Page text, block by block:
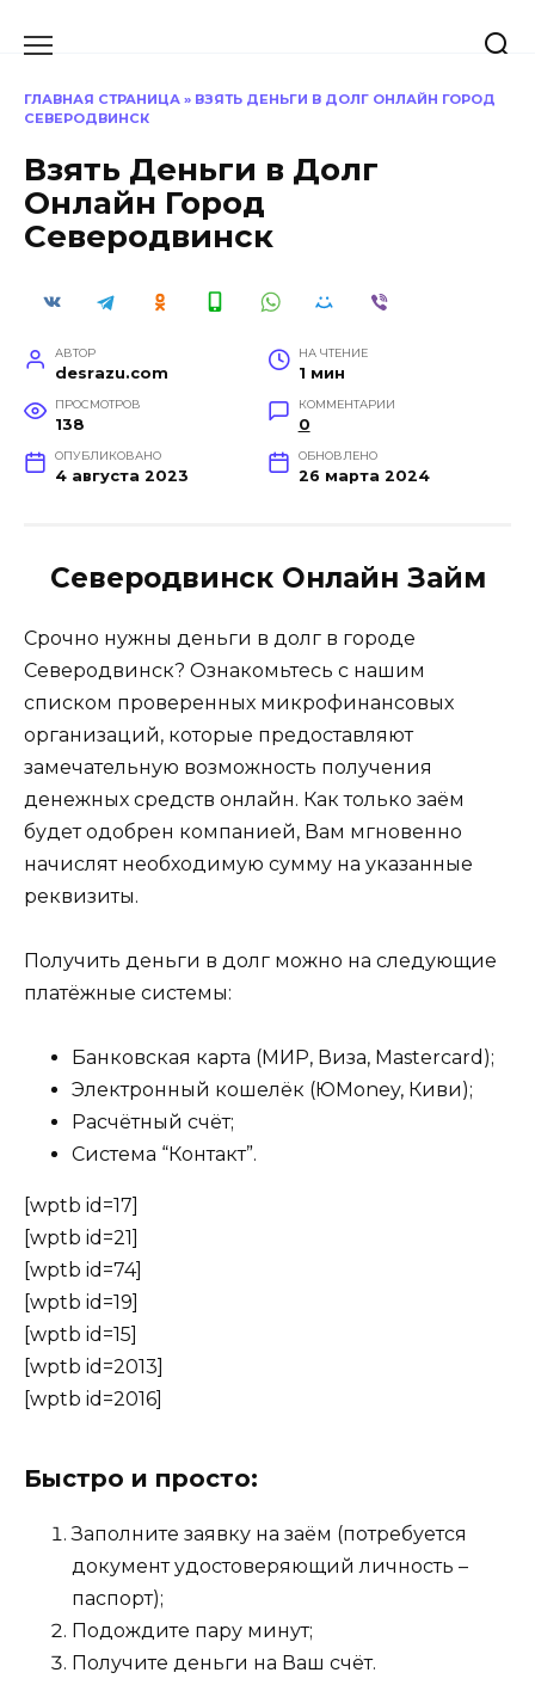
ГЛАВНАЯ СТРАНИЦА » ВЗЯТЬ ДЕНЬГИ В ДОЛГ ОНЛАЙН ГОРОД
СЕВЕРОДВИНСК
Взять Деньги в Долг
Онлайн Город
Северодвинск
АВТОР
desrazu.com
НА ЧТЕНИЕ
1 мин
ПРОСМОТРОВ
138
КОММЕНТАРИИ
0
ОПУБЛИКОВАНО
4 августа 2023
ОБНОВЛЕНО
26 марта 2024
Северодвинск Онлайн Займ
Срочно нужны деньги в долг в городе
Северодвинск? Ознакомьтесь с нашим
списком проверенных микрофинансовых
организаций, которые предоставляют
замечательную возможность получения
денежных средств онлайн. Как только заём
будет одобрен компанией, Вам мгновенно
начислят необходимую сумму на указанные
реквизиты.
Получить деньги в долг можно на следующие
платёжные системы:
Банковская карта (МИР, Виза, Mastercard);
Электронный кошелёк (ЮMoney, Киви);
Расчётный счёт;
Система “Контакт”.
[wptb id=17]
[wptb id=21]
[wptb id=74]
[wptb id=19]
[wptb id=15]
[wptb id=2013]
[wptb id=2016]
Быстро и просто:
Заполните заявку на заём (потребуется
документ удостоверяющий личность –
паспорт);
Подождите пару минут;
Получите деньги на Ваш счёт.